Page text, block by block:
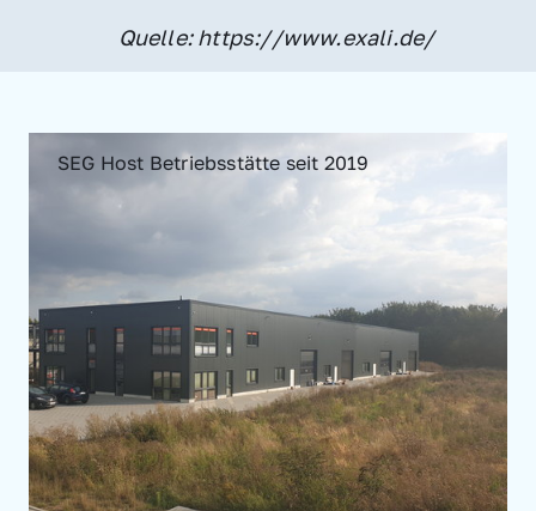
Quelle: https://www.exali.de/
SEG Host Betriebsstätte seit 2019